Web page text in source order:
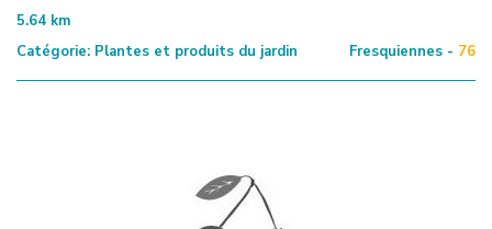
5.64 km
Catégorie: Plantes et produits du jardin Fresquiennes - 76